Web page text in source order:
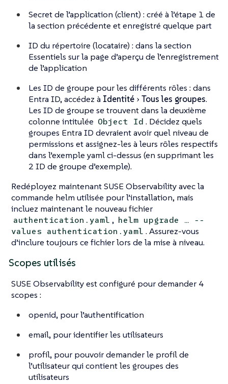
Secret de l’application (client) : créé à l’étape 1 de
la section précédente et enregistré quelque part
ID du répertoire (locataire) : dans la section
Essentiels sur la page d’aperçu de l’enregistrement
de l’application
Les ID de groupe pour les différents rôles : dans
Entra ID, accédez à Identité Tous les groupes.
Les ID de groupe se trouvent dans la deuxième
colonne intitulée Object Id . Décidez quels
groupes Entra ID devraient avoir quel niveau de
permissions et assignez-les à leurs rôles respectifs
dans l’exemple yaml ci-dessus (en supprimant les
2 ID de groupe d’exemple).
Redéployez maintenant SUSE Observability avec la
commande helm utilisée pour l’installation, mais
incluez maintenant le nouveau fichier
authentication.yaml , helm upgrade …​ --
values authentication.yaml . Assurez-vous
d’inclure toujours ce fichier lors de la mise à niveau.
Scopes utilisés
SUSE Observability est configuré pour demander 4
scopes :
openid, pour l’authentification
email, pour identifier les utilisateurs
profil, pour pouvoir demander le profil de
l’utilisateur qui contient les groupes des
utilisateurs